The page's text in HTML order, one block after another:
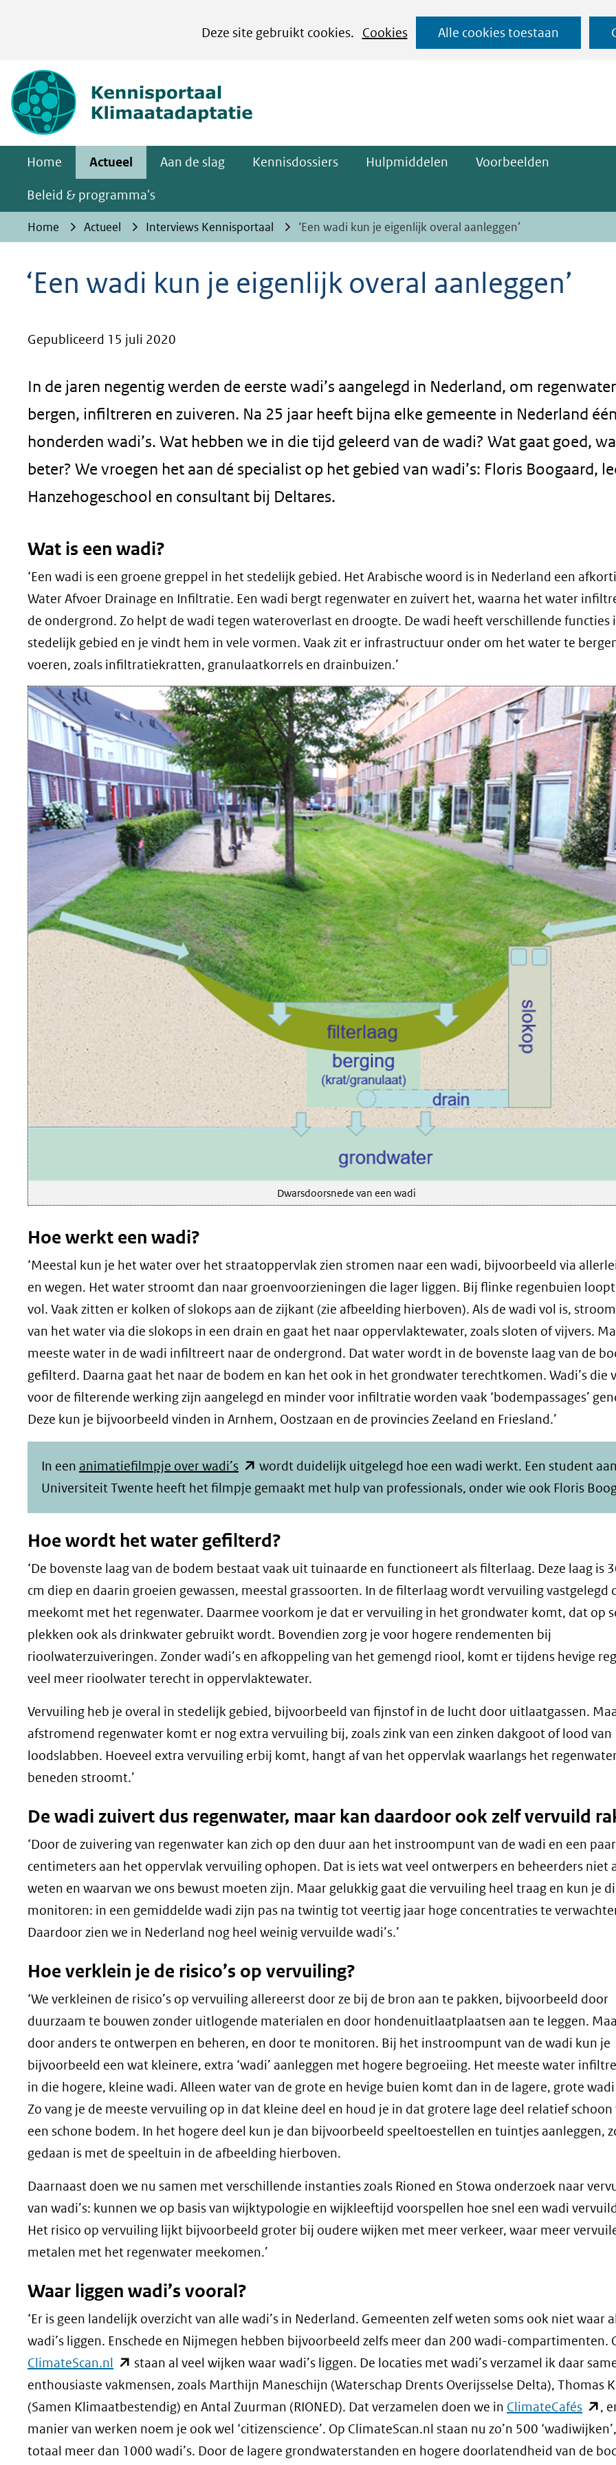
Deze site gebruikt cookies.
Cookies
kan
het
gebruik
van
cookies
deze
website
toegestaan
Alle cookies toestaan
Ga
naar
Home Actueel Aan de slag Kennisdossiers Hulpmiddelen Voorbeelden
Beleid & programma's
Home Actueel Interviews Kennisportaal ‘Een wadi kun je eigenlijk overal aanleggen’
‘Een wadi kun je eigenlijk overal aanleggen’
Gepubliceerd 15 juli 2020
In de jaren negentig werden de eerste wadi’s aangelegd in Nederland, om
bergen, infiltreren en zuiveren. Na 25 jaar heeft bijna elke gemeente in Nederland
honderden wadi’s. Wat hebben we in die tijd geleerd van de wadi? Wat gaat goed,
beter? We vroegen het aan dé specialist op het gebied van wadi’s: Floris Boogaard,
Hanzehogeschool en consultant bij Deltares.
Wat is een wadi?
‘Een wadi is een groene greppel in het stedelijk gebied. Het Arabische woord is in Nederland een
Water Afvoer Drainage en Infiltratie. Een wadi bergt regenwater en zuivert het, waarna het water
de ondergrond. Zo helpt de wadi tegen wateroverlast en droogte. De wadi heeft verschillende functies
stedelijk gebied en je vindt hem in vele vormen. Vaak zit er infrastructuur onder om het water te
voeren, zoals infiltratiekratten, granulaatkorrels en drainbuizen.’
Dwarsdoorsnede van een wadi
Hoe werkt een wadi?
‘Meestal kun je het water over het straatoppervlak zien stromen naar een wadi, bijvoorbeeld via
en wegen. Het water stroomt dan naar groenvoorzieningen die lager liggen. Bij flinke regenbuien
vol. Vaak zitten er kolken of slokops aan de zijkant (zie afbeelding hierboven). Als de wadi vol is,
van het water via die slokops in een drain en gaat het naar oppervlaktewater, zoals sloten of vijvers.
meeste water in de wadi infiltreert naar de ondergrond. Dat water wordt in de bovenste laag van de
gefilterd. Daarna gaat het naar de bodem en kan het ook in het grondwater terechtkomen. Wadi’s die
voor de filterende werking zijn aangelegd en minder voor infiltratie worden vaak ‘bodempassages’
Deze kun je bijvoorbeeld vinden in Arnhem, Oostzaan en de provincies Zeeland en Friesland.’
In een animatiefilmpje over wadi’s(opent
in
nieuw
venster)
naar
een
andere
website)
wordt duidelijk uitgelegd hoe een wadi werkt. Een student
Universiteit Twente heeft het filmpje gemaakt met hulp van professionals, onder wie ook Floris
Hoe wordt het water gefilterd?
‘De bovenste laag van de bodem bestaat vaak uit tuinaarde en functioneert als filterlaag. Deze laag is
cm diep en daarin groeien gewassen, meestal grassoorten. In de filterlaag wordt vervuiling vastgelegd
meekomt met het regenwater. Daarmee voorkom je dat er vervuiling in het grondwater komt, dat op
plekken ook als drinkwater gebruikt wordt. Bovendien zorg je voor hogere rendementen bij
rioolwaterzuiveringen. Zonder wadi’s en afkoppeling van het gemengd riool, komt er tijdens hevige
veel meer rioolwater terecht in oppervlaktewater.
Vervuiling heb je overal in stedelijk gebied, bijvoorbeeld van fijnstof in de lucht door uitlaatgassen.
afstromend regenwater komt er nog extra vervuiling bij, zoals zink van een zinken dakgoot of lood van
loodslabben. Hoeveel extra vervuiling erbij komt, hangt af van het oppervlak waarlangs het
beneden stroomt.’
De wadi zuivert dus regenwater, maar kan daardoor ook zelf vervuild
‘Door de zuivering van regenwater kan zich op den duur aan het instroompunt van de wadi en een paar
centimeters aan het oppervlak vervuiling ophopen. Dat is iets wat veel ontwerpers en beheerders niet
weten en waarvan we ons bewust moeten zijn. Maar gelukkig gaat die vervuiling heel traag en kun je
monitoren: in een gemiddelde wadi zijn pas na twintig tot veertig jaar hoge concentraties te
Daardoor zien we in Nederland nog heel weinig vervuilde wadi’s.’
Hoe verklein je de risico’s op vervuiling?
‘We verkleinen de risico’s op vervuiling allereerst door ze bij de bron aan te pakken, bijvoorbeeld door
duurzaam te bouwen zonder uitlogende materialen en door hondenuitlaatplaatsen aan te leggen.
door anders te ontwerpen en beheren, en door te monitoren. Bij het instroompunt van de wadi kun je
bijvoorbeeld een wat kleinere, extra ‘wadi’ aanleggen met hogere begroeiing. Het meeste water
in die hogere, kleine wadi. Alleen water van de grote en hevige buien komt dan in de lagere, grote
Zo vang je de meeste vervuiling op in dat kleine deel en houd je in dat grotere lage deel relatief schoon
een schone bodem. In het hogere deel kun je dan bijvoorbeeld speeltoestellen en tuintjes aanleggen,
gedaan is met de speeltuin in de afbeelding hierboven.
Daarnaast doen we nu samen met verschillende instanties zoals Rioned en Stowa onderzoek naar
van wadi’s: kunnen we op basis van wijktypologie en wijkleeftijd voorspellen hoe snel een wadi
Het risico op vervuiling lijkt bijvoorbeeld groter bij oudere wijken met meer verkeer, waar meer
metalen met het regenwater meekomen.’
Waar liggen wadi’s vooral?
‘Er is geen landelijk overzicht van alle wadi’s in Nederland. Gemeenten zelf weten soms ook niet waar
wadi’s liggen. Enschede en Nijmegen hebben bijvoorbeeld zelfs meer dan 200 wadi-compartimenten.
ClimateScan.nl (opent
in
nieuw
venster)
(verwijst
staan al veel wijken waar wadi’s liggen. De locaties met wadi’s verzamel ik daar
enthousiaste vakmensen, zoals Marthijn Maneschijn (Waterschap Drents Overijsselse Delta), Thomas
(Samen Klimaatbestendig) en Antal Zuurman (RIONED). Dat verzamelen doen we in ClimateCafés
in
nieuw
,
manier van werken noem je ook wel ‘citizenscience’. Op ClimateScan.nl staan nu zo’n 500
totaal meer dan 1000 wadi’s. Door de lagere grondwaterstanden en hogere doorlatendheid van de